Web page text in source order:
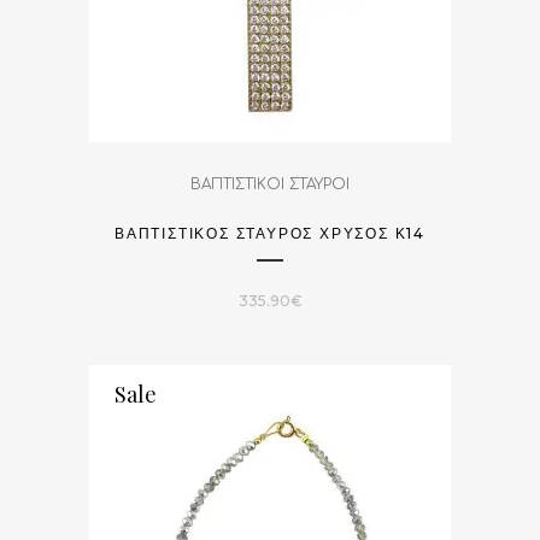
ΒΑΠΤΙΣΤΙΚΟΙ ΣΤΑΥΡΟΙ
ΒΑΠΤΙΣΤΙΚΌΣ ΣΤΑΥΡΌΣ ΧΡΥΣΌΣ Κ14
335.90€
Sale